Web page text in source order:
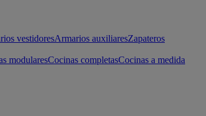
vestidoresArmarios auxiliaresZapateros
modularesCocinas completasCocinas a medida